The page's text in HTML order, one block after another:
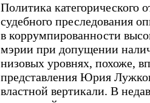
Политика категорического
судебного преследования
в коррумпированности
мэрии при допущении
низовых уровнях, похоже,
представления Юрия
властной вертикали. В